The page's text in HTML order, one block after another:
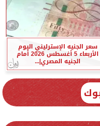
سعر الجنيه الإسترليني اليوم
الأربعاء 5 أغسطس 2026 أمام
الجنيه المصري|...